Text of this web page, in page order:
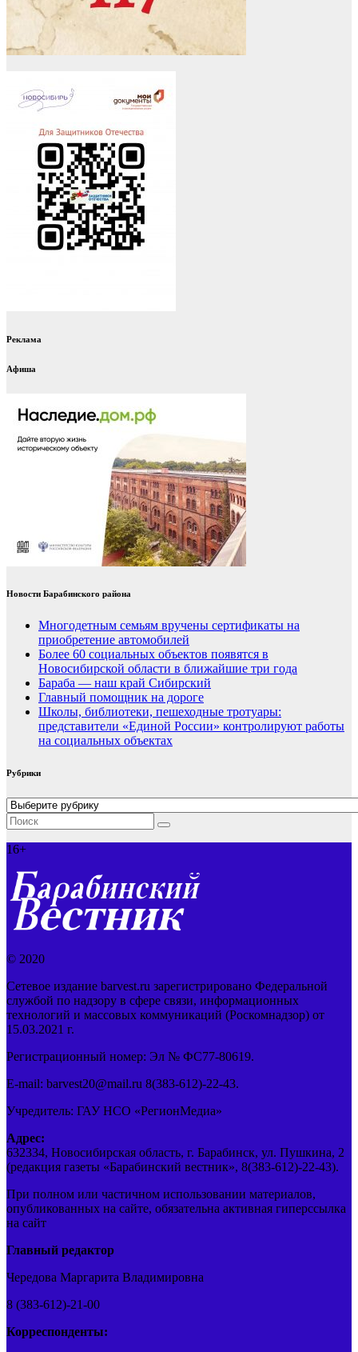
Реклама
Афиша
Новости Барабинского района
Многодетным семьям вручены сертификаты на
приобретение автомобилей
Более 60 социальных объектов появятся в
Новосибирской области в ближайшие три года
Бараба — наш край Сибирский
Главный помощник на дороге
Школы, библиотеки, пешеходные тротуары:
представители «Единой России» контролируют работы
на социальных объектах
Рубрики
Рубрики
16+
© 2020
Сетевое издание barvest.ru зарегистрировано Федеральной
службой по надзору в сфере связи, информационных
технологий и массовых коммуникаций (Роскомнадзор) от
15.03.2021 г.
Регистрационный номер: Эл № ФС77-80619.
E-mail: barvest20@mail.ru 8(383-612)-22-43.
Учредитель: ГАУ НСО «РегионМедиа»
Адрес:
632334, Новосибирская область, г. Барабинск, ул. Пушкина, 2
(редакция газеты «Барабинский вестник», 8(383-612)-22-43).
При полном или частичном использовании материалов,
опубликованных на сайте, обязательна активная гиперссылка
на сайт
Главный редактор
Чередова Маргарита Владимировна
8 (383-612)-21-00
Корреспонденты: